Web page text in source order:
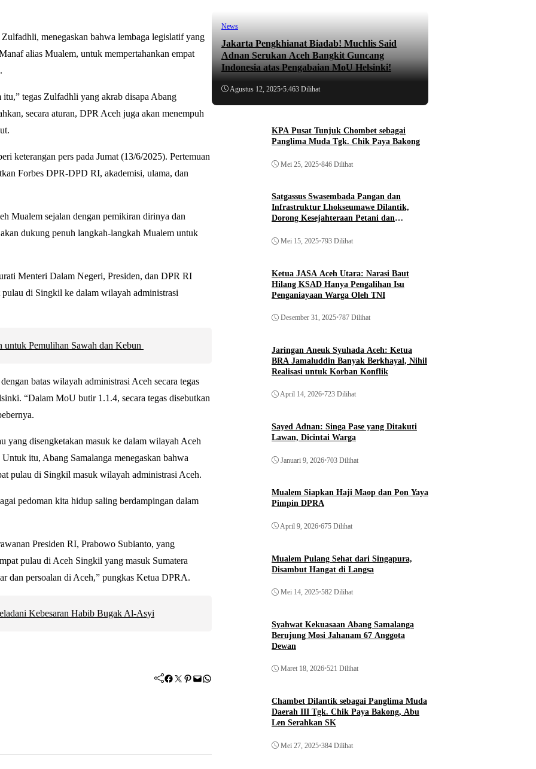
menegaskan bahwa lembaga legislatif yang
alias Mualem, untuk mempertahankan empat
tegas Zulfadhli yang akrab disapa Abang
secara aturan, DPR Aceh juga akan menempuh
keterangan pers pada Jumat (13/6/2025). Pertemuan
Forbes DPR-DPD RI, akademisi, ulama, dan
Mualem sejalan dengan pemikiran dirinya dan
dukung penuh langkah-langkah Mualem untuk
Menteri Dalam Negeri, Presiden, dan DPR RI
di Singkil ke dalam wilayah administrasi
untuk Pemulihan Sawah dan Kebun
batas wilayah administrasi Aceh secara tegas
“Dalam MoU butir 1.1.4, secara tegas disebutkan
yang disengketakan masuk ke dalam wilayah Aceh
itu, Abang Samalanga menegaskan bahwa
pulau di Singkil masuk wilayah administrasi Aceh.
pedoman kita hidup saling berdampingan dalam
Presiden RI, Prabowo Subianto, yang
pulau di Aceh Singkil yang masuk Sumatera
dan persoalan di Aceh,” pungkas Ketua DPRA.
Kebesaran Habib Bugak Al-Asyi
Facebook Twitter Pinterest Mail WhatsApp
News
Jakarta Pengkhianat Biadab! Muchlis Said
Adnan Serukan Aceh Bangkit Guncang
Indonesia atas Pengabaian MoU Helsinki!
Agustus 12, 2025•5.463 Dilihat
KPA Pusat Tunjuk Chombet sebagai
Panglima Muda Tgk. Chik Paya Bakong
Mei 25, 2025•846 Dilihat
Satgassus Swasembada Pangan dan
Infrastruktur Lhokseumawe Dilantik,
Dorong Kesejahteraan Petani dan
Mei 15, 2025•793 Dilihat
Ketua JASA Aceh Utara: Narasi Baut
Hilang KSAD Hanya Pengalihan Isu
Penganiayaan Warga Oleh TNI
Desember 31, 2025•787 Dilihat
Jaringan Aneuk Syuhada Aceh: Ketua
BRA Jamaluddin Banyak Berkhayal, Nihil
Realisasi untuk Korban Konflik
April 14, 2026•723 Dilihat
Sayed Adnan: Singa Pase yang Ditakuti
Lawan, Dicintai Warga
Januari 9, 2026•703 Dilihat
Mualem Siapkan Haji Maop dan Pon Yaya
Pimpin DPRA
April 9, 2026•675 Dilihat
Mualem Pulang Sehat dari Singapura,
Disambut Hangat di Langsa
Mei 14, 2025•582 Dilihat
Syahwat Kekuasaan Abang Samalanga
Berujung Mosi Jahanam 67 Anggota
Dewan
Maret 18, 2026•521 Dilihat
Chambet Dilantik sebagai Panglima Muda
Daerah III Tgk. Chik Paya Bakong, Abu
Len Serahkan SK
Mei 27, 2025•384 Dilihat